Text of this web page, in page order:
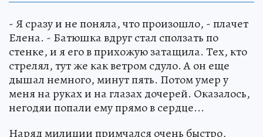
- Я сразу и не поняла, что произошло, - плачет
Елена. - Батюшка вдруг стал сползать по
стенке, и я его в прихожую затащила. Тех, кто
стрелял, тут же как ветром сдуло. А он еще
дышал немного, минут пять. Потом умер у
меня на руках и на глазах дочерей. Оказалось,
негодяи попали ему прямо в сердце...
Наряд милиции примчался очень быстро,